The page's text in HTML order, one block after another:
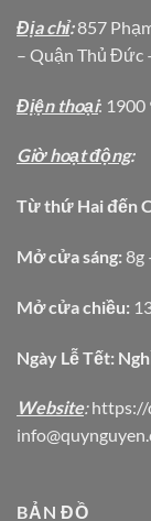
Địa chỉ:857
– Quận Thủ Đức
Địện thoại: 1900
Giờ hoạt động:
Từ thứ Hai đến
Mở cửa sáng: 8g
Mở cửa chiều:
Ngày Lễ Tết:
Website:https://
BẢN ĐỒ